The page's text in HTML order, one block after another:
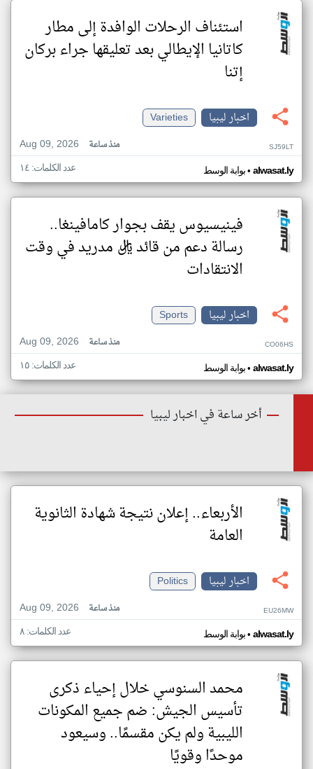
استئناف الرحلات الوافدة إلى مطار
كاتانيا الإيطالي بعد تعليقها جراء بركان
إتنا
اخبار ليبيا
Varieties
Aug 09, 2026
منذ ساعة SJ59LT
بوابة الوسط• alwasat.ly عدد الكلمات: ١٤
فينيسيوس يقف بجوار كامافينغا..
رسالة دعم من قائد ريال مدريد في وقت
الانتقادات
اخبار ليبيا
Sports
Aug 09, 2026
منذ ساعة CO06HS
بوابة الوسط• alwasat.ly عدد الكلمات: ١٥
أخر ساعة في اخبار ليبيا
الأربعاء.. إعلان نتيجة شهادة الثانوية
العامة
اخبار ليبيا
Politics
Aug 09, 2026
منذ ساعة EU26MW
بوابة الوسط• alwasat.ly عدد الكلمات: ٨
محمد السنوسي خلال إحياء ذكرى
تأسيس الجيش: ضم جميع المكونات
الليبية ولم يكن مقسمًا.. وسيعود
موحدًا وقويًا